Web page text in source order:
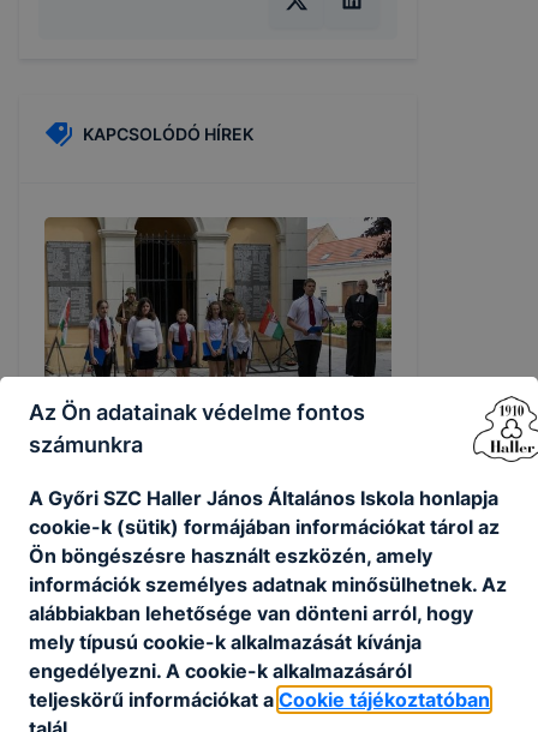
KAPCSOLÓDÓ HÍREK
Május 31-én városunkban
méltóságteljes megemlékezést
tartottak a hősök napja alkalmából,
amelyen iskolánk tanulói is szerepet
vállaltak.
Május 31-én városunkban méltóságteljes
megemlékezést tartottak a hősök napja
alkalmából, amelyen iskolánk tanulói is
Az Ön adatainak védelme fontos
számunkra
A Győri SZC Haller János Általános Iskola honlapja
cookie-k (sütik) formájában információkat tárol az
Ön böngészésre használt eszközén, amely
információk személyes adatnak minősülhetnek. Az
alábbiakban lehetősége van dönteni arról, hogy
mely típusú cookie-k alkalmazását kívánja
engedélyezni. A cookie-k alkalmazásáról
teljeskörű információkat a Cookie tájékoztatóban